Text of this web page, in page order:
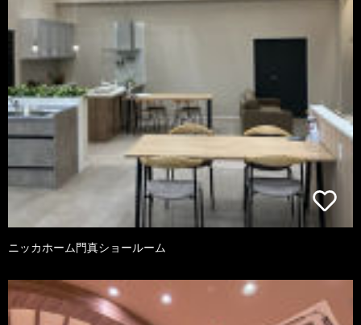
ニッカホーム門真ショールーム